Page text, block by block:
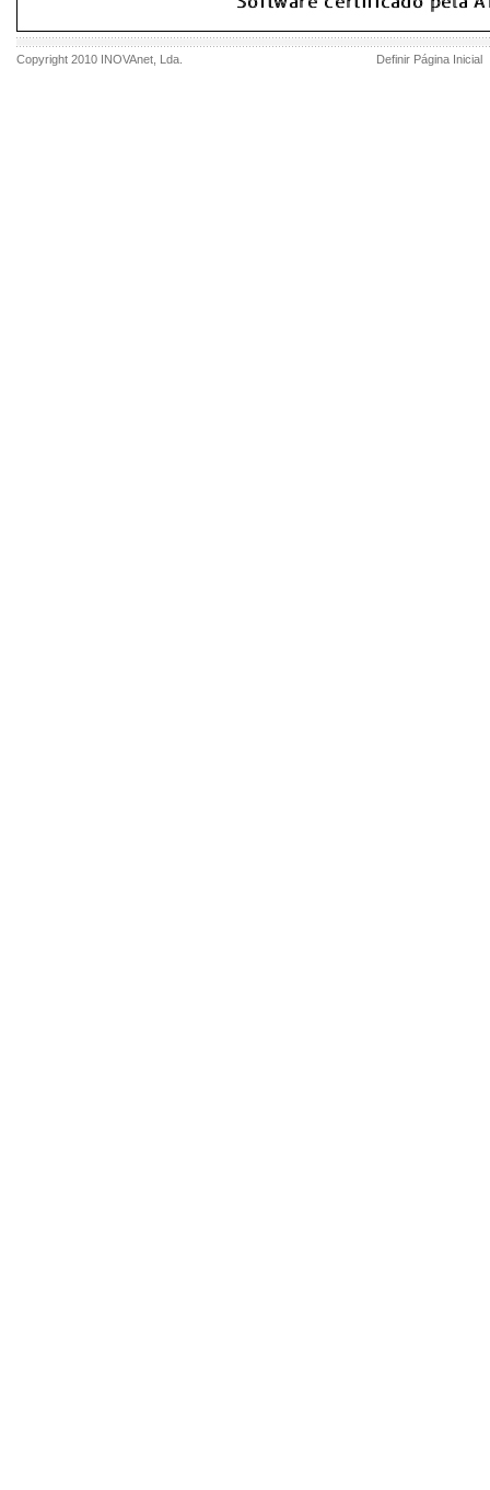
Copyright 2010 INOVAnet , Lda. Definir Página Inicial